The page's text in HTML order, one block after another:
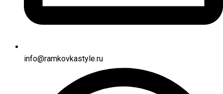
info@ramkovkastyle.ru